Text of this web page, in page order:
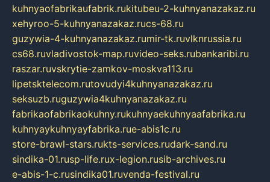
kuhnyaofabrikaufabrik.rukitubeu-2-kuhnyanazakaz.ru
xehyroo-5-kuhnyanazakaz.rucs-68.ru
guzywia-4-kuhnyanazakaz.rumir-tk.ruvlknrussia.ru
cs68.ruvladivostok-map.ruvideo-seks.rubankaribi.ru
raszar.ruvskrytie-zamkov-moskva113.ru
lipetsktelecom.rutovudyi4kuhnyanazakaz.ru
seksuzb.ruguzywia4kuhnyanazakaz.ru
fabrikaofabrikaokuhny.rukuhnyaekuhnyaafabrika.ru
kuhnyaykuhnyayfabrika.rue-abis1c.ru
store-brawl-stars.rukts-services.rudark-sand.ru
sindika-01.rusp-life.rux-legion.rusib-archives.ru
e-abis-1-c.rusindika01.ruvenda-festival.ru